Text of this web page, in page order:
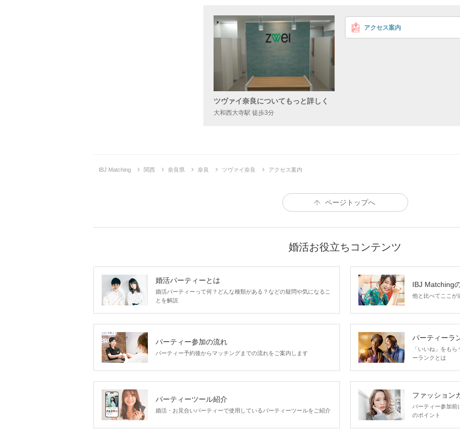
ツヴァイ奈良についてもっと詳しく
大和西大寺駅 徒歩3分
アクセス案内
IBJ Matching 関西 奈良県 奈良 ツヴァイ奈良 アクセス案内
ページトップへ
婚活お役立ちコンテンツ
婚活パーティーとは
婚活パーティーって何？どんな種類がある？などの疑問や気になるこ
とを解説
IBJ Matching
他と比べてここが
パーティー参加の流れ
パーティー予約後からマッチングまでの流れをご案内します
パーティーラ
「いいね」をも
ーランクとは
パーティーツール紹介
婚活・お見合いパーティーで使用しているパーティーツールをご紹介
ファッション
パーティー参加前
のポイント